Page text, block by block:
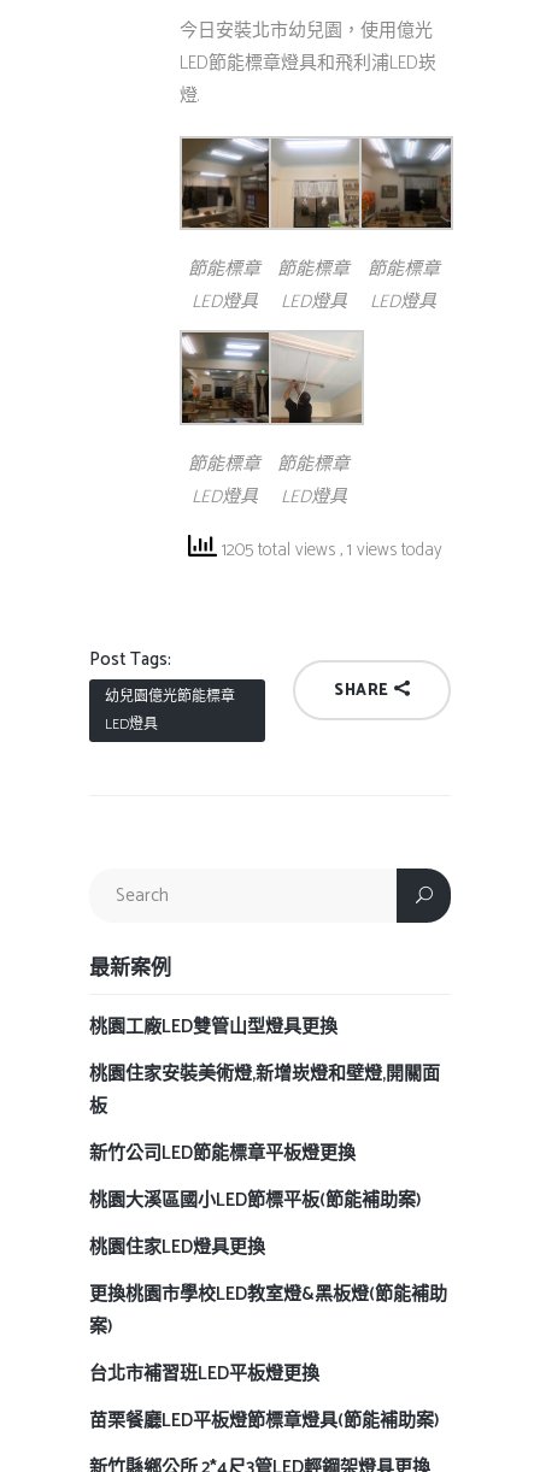
今日安裝北市幼兒園，使用億光
LED節能標章燈具和飛利浦LED崁
燈.
節能標章
LED燈具
節能標章
LED燈具
節能標章
LED燈具
節能標章
LED燈具
節能標章
LED燈具
1205 total views, 1 views today
Post Tags:
幼兒園億光節能標章
LED燈具
SHARE
最新案例
桃園工廠LED雙管山型燈具更換
桃園住家安裝美術燈,新增崁燈和壁燈,開關面
板
新竹公司LED節能標章平板燈更換
桃園大溪區國小LED節標平板(節能補助案)
桃園住家LED燈具更換
更換桃園市學校LED教室燈&黑板燈(節能補助
案)
台北市補習班LED平板燈更換
苗栗餐廳LED平板燈節標章燈具(節能補助案)